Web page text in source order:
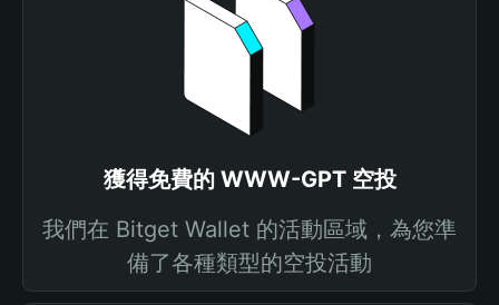
獲得免費的 WWW-GPT 空投
我們在 Bitget Wallet 的活動區域，為您準
備了各種類型的空投活動